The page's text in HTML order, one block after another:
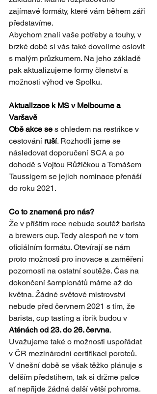
zajímavé formáty, které vám během září
představíme.
Abychom znali vaše potřeby a touhy, v
brzké době si vás také dovolíme oslovit
s malým průzkumem. Na jeho základě
pak aktualizujeme formy členství a
možnosti výhod ve Spolku.
Aktualizace k MS v Melbourne a
Varšavě
Obě akce se s ohledem na restrikce v
cestování ruší. Rozhodli jsme se
následovat doporučení SCA a po
dohodě s Vojtou Růžičkou a Tomášem
Taussigem se jejich nominace přenáší
do roku 2021.
Co to znamená pro nás?
Že v příštím roce nebude soutěž barista
a brewers cup. Tedy alespoň ne v tom
oficiálním formátu. Otevírají se nám
proto možnosti pro inovace a zaměření
pozornosti na ostatní soutěže. Čas na
dokončení šampionátů máme až do
května. Žádné světové mistrovství
nebude před červnem 2021 s tím, že
barista, cup tasting a ibrik budou v
Aténách od 23. do 26. června.
Uvažujeme také o možnosti uspořádat
v ČR mezinárodní certifikaci porotců.
V dnešní době se však těžko plánuje s
delším předstihem, tak si držme palce
ať nepřijde žádná další větší pohroma.